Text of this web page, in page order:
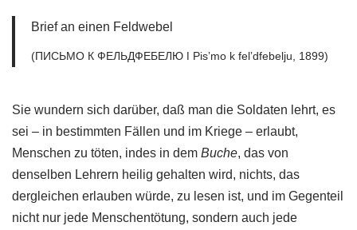
Brief an einen Feldwebel
(ПИСЬМО К ФЕЛЬДФЕБЕЛЮ ǀ Pisʼmo k felʼdfebelju, 1899)
Sie wundern sich darüber, daß man die Soldaten lehrt, es
sei – in bestimmten Fällen und im Kriege – erlaubt,
Menschen zu töten, indes in dem Buche, das von
denselben Lehrern heilig gehalten wird, nichts, das
dergleichen erlauben würde, zu lesen ist, und im Gegenteil
nicht nur jede Menschentötung, sondern auch jede